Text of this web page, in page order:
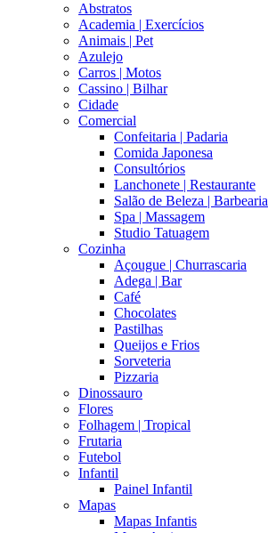
Abstratos
Academia | Exercícios
Animais | Pet
Azulejo
Carros | Motos
Cassino | Bilhar
Cidade
Comercial
Confeitaria | Padaria
Comida Japonesa
Consultórios
Lanchonete | Restaurante
Salão de Beleza | Barbearia
Spa | Massagem
Studio Tatuagem
Cozinha
Açougue | Churrascaria
Adega | Bar
Café
Chocolates
Pastilhas
Queijos e Frios
Sorveteria
Pizzaria
Dinossauro
Flores
Folhagem | Tropical
Frutaria
Futebol
Infantil
Painel Infantil
Mapas
Mapas Infantis